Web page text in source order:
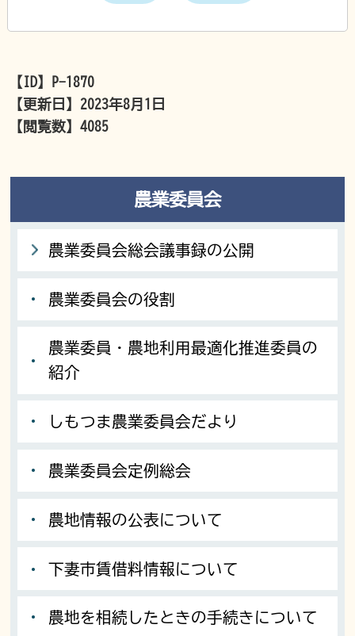
【ID】
P-1870
【更新日】 2023年8月1日
【閲覧数】4085
農業委員会
農業委員会総会議事録の公開
農業委員会の役割
農業委員・農地利用最適化推進委員の
紹介
しもつま農業委員会だより
農業委員会定例総会
農地情報の公表について
下妻市賃借料情報について
農地を相続したときの手続きについて